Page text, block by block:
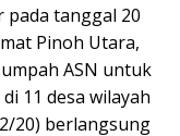
pada tanggal 20
Pinoh Utara,
ASN untuk
11 desa wilayah
20) berlangsung